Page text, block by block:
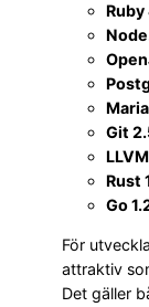
Ruby
Git
Rust
Go
För
attraktiv
Det gäller